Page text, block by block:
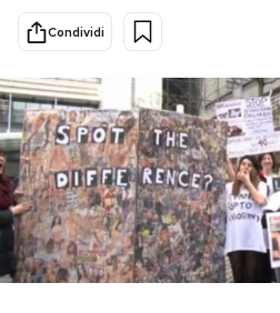
Cultura
Economia
Sport
PODCAST
NEWSLETTER
Condividi